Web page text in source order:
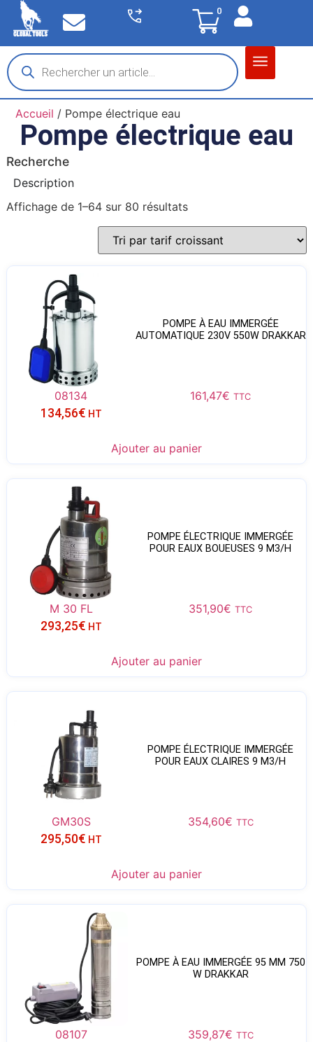
0
Accueil / Pompe électrique eau
Pompe électrique eau
Recherche
Description
Affichage de 1–64 sur 80 résultats
POMPE À EAU IMMERGÉE
AUTOMATIQUE 230V 550W DRAKKAR
08134 161,47€ TTC
134,56€ HT
Ajouter au panier
POMPE ÉLECTRIQUE IMMERGÉE
POUR EAUX BOUEUSES 9 M3/H
M 30 FL 351,90€ TTC
293,25€ HT
Ajouter au panier
POMPE ÉLECTRIQUE IMMERGÉE
POUR EAUX CLAIRES 9 M3/H
GM30S 354,60€ TTC
295,50€ HT
Ajouter au panier
POMPE À EAU IMMERGÉE 95 MM 750
W DRAKKAR
08107 359,87€ TTC